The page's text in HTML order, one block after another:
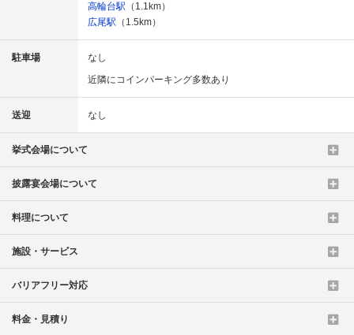
高輪台駅 （1.1km）
広尾駅 （1.5km）
駐車場
なし
近隣にコインパーキング多数あり
送迎 なし
挙式会場について
披露宴会場について
料理について
施設・サービス
バリアフリー対応
料金・見積り